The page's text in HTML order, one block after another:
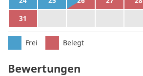
31
Frei Belegt
Bewertungen